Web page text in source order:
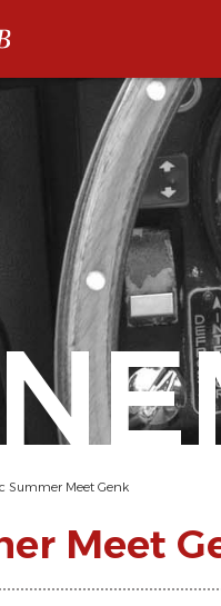
Summer Meet Genk
Meet